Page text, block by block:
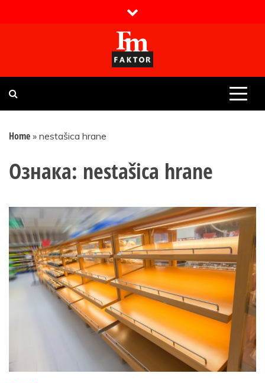
Faktor magazin
Uvijek presudan
Home » nestašica hrane
Ознака: nestašica hrane